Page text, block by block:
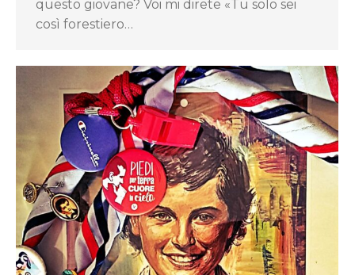
questo giovane? Voi mi direte «Tu solo sei
così forestiero…